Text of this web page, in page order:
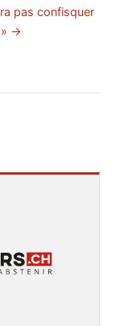
pas confisquer
» →